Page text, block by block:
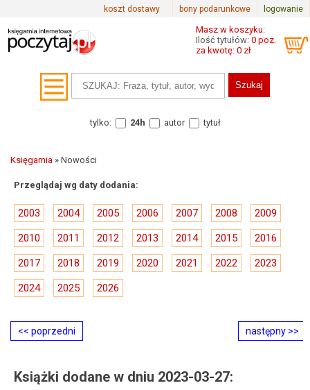
logowanie
bony podarunkowe
koszt dostawy
Masz w koszyku:
Ilość tytułów: 0 poz.
za kwotę: 0 zł
tylko: 24h autor tytuł
Księgarnia » Nowości
Przeglądaj wg daty dodania:
2003 2004 2005 2006 2007 2008
2009
2010
2011 2012 2013 2014 2015
2016
2017
2018 2019 2020 2021 2022
2023
2024
2025 2026
<< poprzedni następny >>
Książki dodane w dniu 2023-03-27: